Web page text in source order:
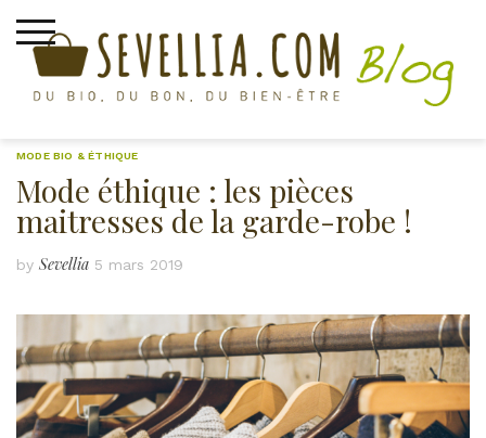
content
MODE BIO & ÉTHIQUE
Mode éthique : les pièces
maitresses de la garde-robe !
by Sevellia 5 mars 2019